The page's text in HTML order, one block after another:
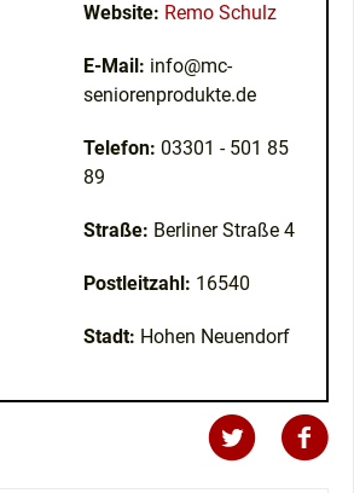
Website: Remo Schulz
E-Mail: info@mc-
seniorenprodukte.de
Telefon: 03301 - 501 85
89
Straße: Berliner Straße 4
Postleitzahl: 16540
Stadt: Hohen Neuendorf